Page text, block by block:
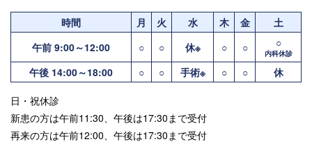
時間 月 火 水 木 金
土
午前 9:00～12:00
○ ○ 休※ ○ ○ ○
内科休診
午後 14:00～18:00 ○ ○ 手術※ ○ ○ 休
日・祝休診
新患の方は午前11:30、午後は17:30まで受付
再来の方は午前12:00、午後は17:30まで受付